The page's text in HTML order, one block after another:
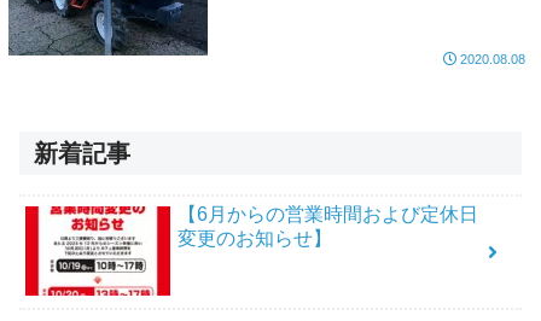
2020.08.08
新着記事
【6月からの営業時間および定休日
変更のお知らせ】